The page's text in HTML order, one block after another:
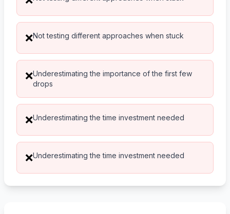
❌Not testing different approaches when stuck
❌Underestimating the importance of the first few
drops
❌Underestimating the time investment needed
❌Underestimating the time investment needed